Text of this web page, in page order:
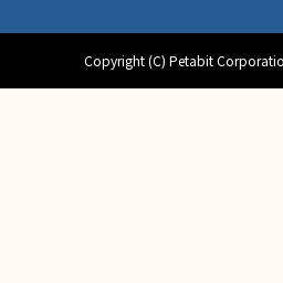
Copyright (C) Petabit